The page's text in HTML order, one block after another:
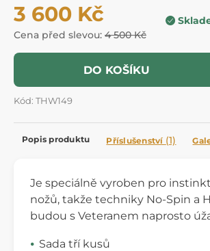
3 600 Kč
Cena před slevou: 4 500 Kč
DO KOŠÍKU
Kód: THW149
Popis produktu Příslušenství (1)
Je speciálně vyroben pro
nožů, takže techniky No-Spin a
budou s Veteranem naprosto
Sada tří kusů